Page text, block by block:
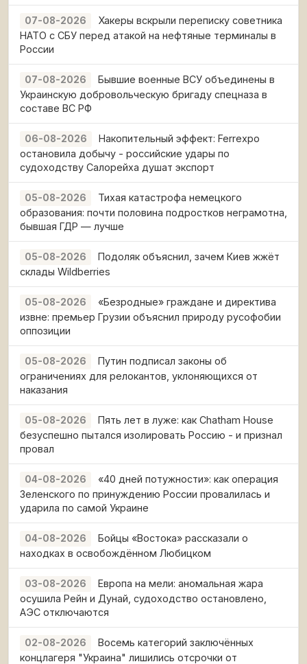
07-08-2026
Хакеры вскрыли переписку советника
НАТО с СБУ перед атакой на нефтяные терминалы в
России
07-08-2026
Бывшие военные ВСУ объединены в
Украинскую добровольческую бригаду спецназа в
составе ВС РФ
06-08-2026
Накопительный эффект: Ferrexpo
остановила добычу - российские удары по
судоходству Салорейха душат экспорт
05-08-2026
Тихая катастрофа немецкого
образования: почти половина подростков неграмотна,
бывшая ГДР — лучше
05-08-2026
Подоляк объяснил, зачем Киев жжёт
склады Wildberries
05-08-2026
«Безродные» граждане и директива
извне: премьер Грузии объяснил природу русофобии
оппозиции
05-08-2026
Путин подписал законы об
ограничениях для релокантов, уклоняющихся от
наказания
05-08-2026
Пять лет в луже: как Chatham House
безуспешно пытался изолировать Россию - и признал
провал
04-08-2026
«40 дней потужности»: как операция
Зеленского по принуждению России провалилась и
ударила по самой Украине
04-08-2026
Бойцы «Востока» рассказали о
находках в освобождённом Любицком
03-08-2026
Европа на мели: аномальная жара
осушила Рейн и Дунай, судоходство остановлено,
АЭС отключаются
02-08-2026
Восемь категорий заключённых
концлагеря "Украина" лишились отсрочки от